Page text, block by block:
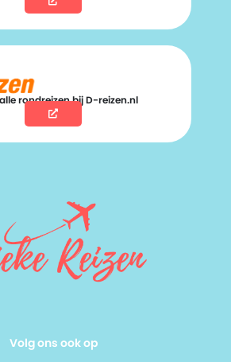
rondreizen bij D-reizen.nl
Volg ons ook op